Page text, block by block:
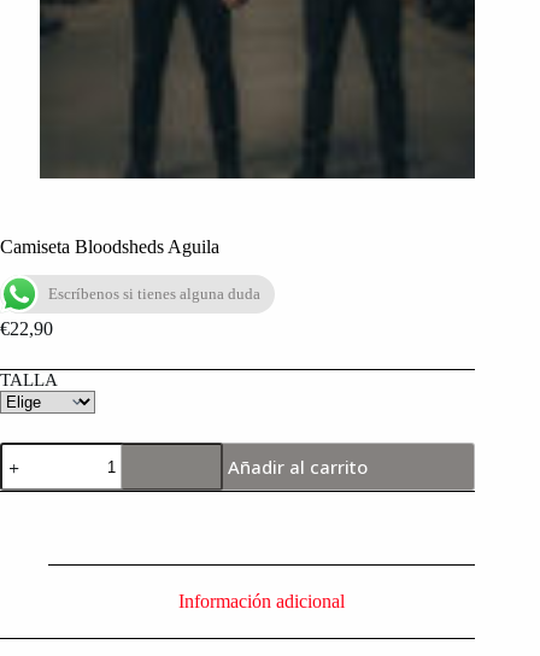
Camiseta Bloodsheds Aguila
Escríbenos si tienes alguna duda
€22,90
TALLA
Añadir al carrito
Información adicional